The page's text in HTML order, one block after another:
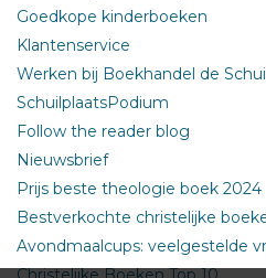
Goedkope kinderboeken
Klantenservice
Werken bij Boekhandel de
SchuilplaatsPodium
Follow the reader blog
Nieuwsbrief
Prijs beste theologie boek 2024
Bestverkochte christelijke
Avondmaalcups: veelgestelde